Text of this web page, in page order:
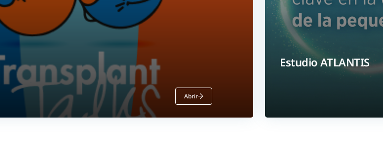
Abrir
Estudio ATLANTIS